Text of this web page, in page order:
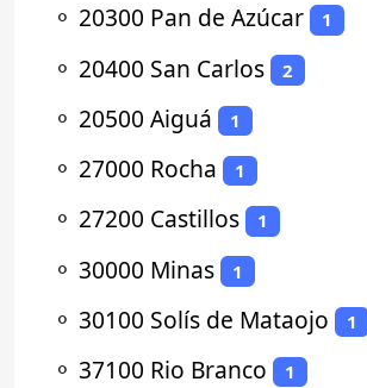
⚬ 20300 Pan de Azúcar 1
⚬ 20400 San Carlos 2
⚬ 20500 Aiguá 1
⚬ 27000 Rocha 1
⚬ 27200 Castillos 1
⚬ 30000 Minas 1
⚬ 30100 Solís de Mataojo 1
⚬ 37100 Rio Branco 1